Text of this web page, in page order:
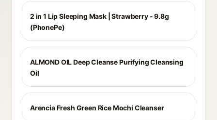
2 in 1 Lip Sleeping Mask | Strawberry - 9.8g
(PhonePe)
ALMOND OIL Deep Cleanse Purifying Cleansing
Oil
Arencia Fresh Green Rice Mochi Cleanser